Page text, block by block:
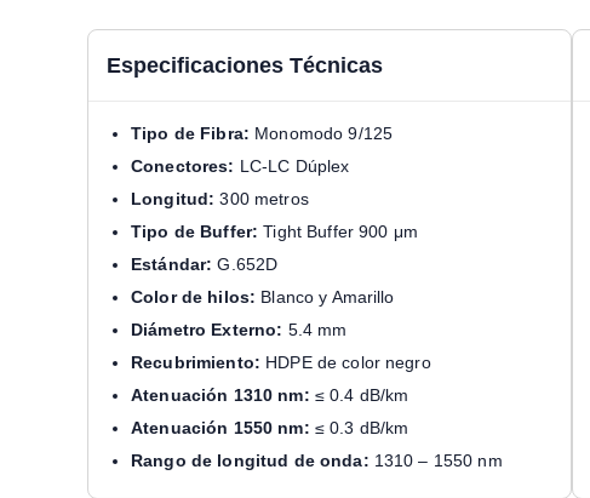
Especificaciones Técnicas
Tipo de Fibra: Monomodo 9/125
Conectores: LC-LC Dúplex
Longitud: 300 metros
Tipo de Buffer: Tight Buffer 900 μm
Estándar: G.652D
Color de hilos: Blanco y Amarillo
Diámetro Externo: 5.4 mm
Recubrimiento: HDPE de color negro
Atenuación 1310 nm: ≤ 0.4 dB/km
Atenuación 1550 nm: ≤ 0.3 dB/km
Rango de longitud de onda: 1310 – 1550 nm